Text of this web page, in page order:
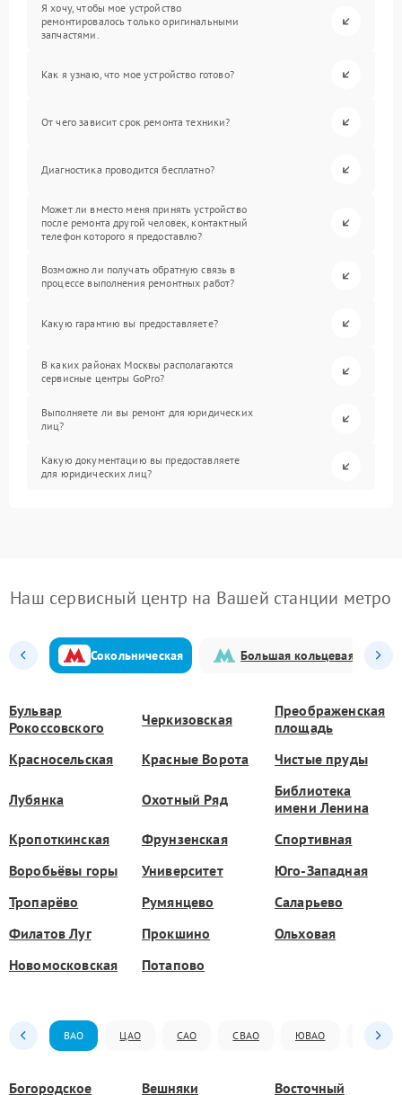
Я хочу, чтобы мое устройство
ремонтировалось только оригинальными
запчастями.
Как я узнаю, что мое устройство готово?
От чего зависит срок ремонта техники?
Диагностика проводится бесплатно?
Может ли вместо меня принять устройство
после ремонта другой человек, контактный
телефон которого я предоставлю?
Возможно ли получать обратную связь в
процессе выполнения ремонтных работ?
Какую гарантию вы предоставляете?
В каких районах Москвы располагаются
сервисные центры GoPro?
Выполняете ли вы ремонт для юридических
лиц?
Какую документацию вы предоставляете
для юридических лиц?
Наш сервисный центр на Вашей станции метро
Сокольническая Большая кольцевая
Бульвар
Рокоссовского
Черкизовская
Преображенская
площадь
Красносельская
Красные Ворота Чистые пруды
Лубянка Охотный Ряд
Библиотека
имени Ленина
Кропоткинская
Фрунзенская
Спортивная
Воробьёвы горы
Университет
Юго-Западная
Тропарёво
Румянцево
Саларьево
Филатов Луг
Прокшино
Ольховая
Новомосковская
Потапово
ВАО ЦАО САО СВАО ЮВАО ЮАО
Богородское Вешняки Восточный